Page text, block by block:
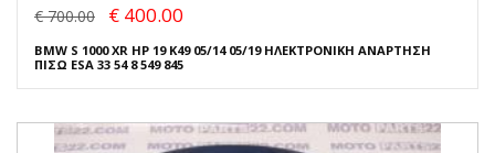
€ 700.00 € 400.00
BMW S 1000 XR HP 19 K49 05/14 05/19 ΗΛΕΚΤΡΟΝΙΚΗ ΑΝΑΡΤΗΣΗ
ΠΙΣΩ ESA 33 54 8 549 845